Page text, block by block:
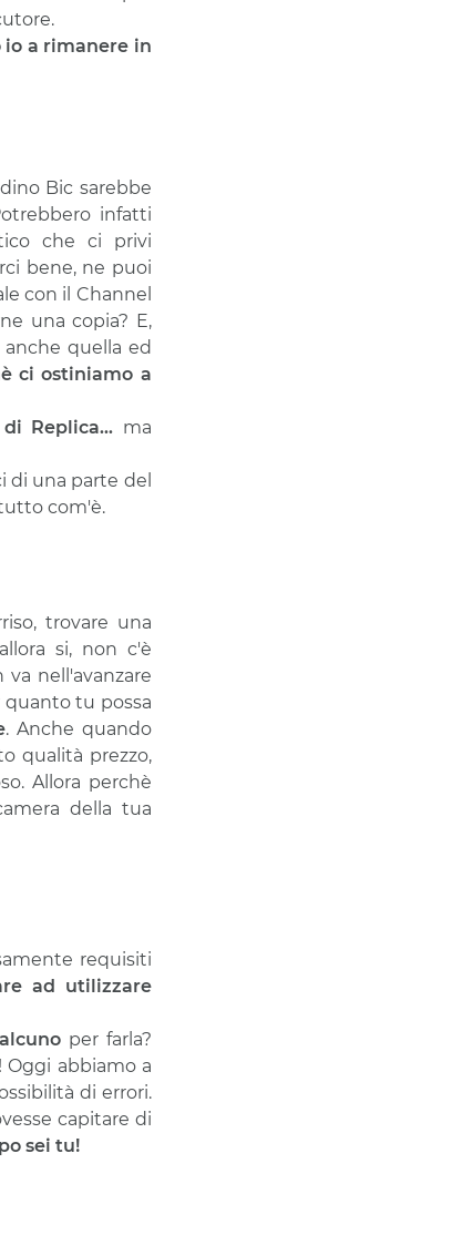
io a rimanere in
Bic sarebbe
infatti
che ci privi
bene, ne puoi
con il Channel
una copia? E,
quella ed
ci ostiniamo a
Replica... ma
di una parte del
com'è.
trovare una
si, non c'è
nell'avanzare
quanto tu possa
. Anche quando
qualità prezzo,
Allora perchè
della tua
requisiti
ad utilizzare
per farla?
abbiamo a
di errori.
capitare di
sei tu!